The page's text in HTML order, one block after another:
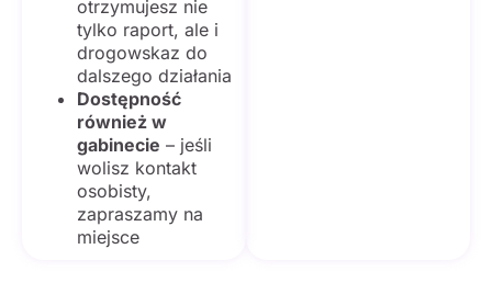
otrzymujesz nie
tylko raport, ale i
drogowskaz do
dalszego działania
Dostępność
również w
gabinecie – jeśli
wolisz kontakt
osobisty,
zapraszamy na
miejsce